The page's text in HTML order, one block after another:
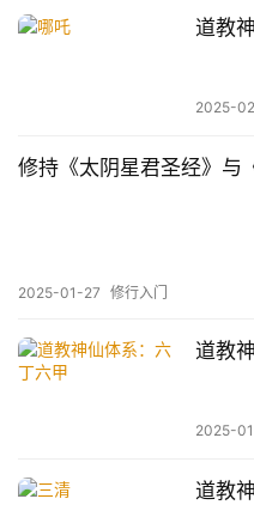
道教
2025-
修持《太阴星君圣经》与
2025-01-27 修行入门
道教
2025-
道教